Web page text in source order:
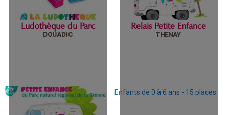
mercredi 09 février 2022 jeudi 19 février 2026
Ludothèque du Parc
DOUADIC
Ludothèque du Parc
Relais Petite Enfance
THENAY
Enfants de 0 à 6 ans - 15 places